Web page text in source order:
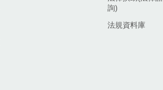
詢)
法規資料庫